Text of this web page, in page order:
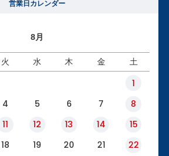
営業日カレンダー
8月
火 水 木 金 土
1
4 5 6 7
8
11 12 13 14
15
18 19 20 21
22